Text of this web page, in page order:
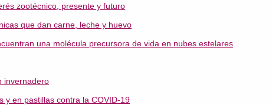
zootécnico, presente y futuro
que dan carne, leche y huevo
una molécula precursora de vida en nubes estelares
invernadero
y en pastillas contra la COVID-19